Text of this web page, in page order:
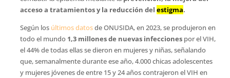
acceso a tratamientos y la reducción del estigma.
Según los últimos datosde ONUSIDA, en 2023, se produjeron en
todo el mundo 1,3 millones de nuevas infeccionespor el VIH,
el 44% de todas ellas se dieron en mujeres y niñas, señalando
que, semanalmente durante ese año, 4.000 chicas adolescentes
y mujeres jóvenes de entre 15 y 24 años contrajeron el VIH en